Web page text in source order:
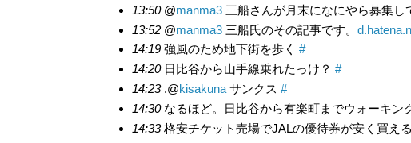
13:50@manma3三船さんが月末になにやら募集し
13:52@manma3三船氏のその記事です。
14:19強風のため地下街を歩く #
14:20日比谷から山手線乗れたっけ？ #
14:23.@kisakunaサンクス #
14:30なるほど。日比谷から有楽町までウォーキン
14:33格安チケット売場でJALの優待券が安く買え